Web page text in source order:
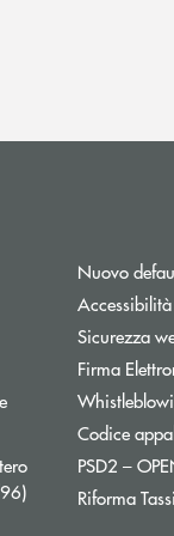
Apre una nuova
nuova finestra
Nuovo
Accessibilità
Sicurezza
Firma
Codice
PSD2 –
Riforma